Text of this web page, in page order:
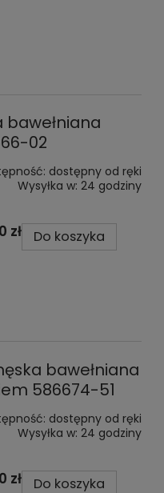
bawełniana
02
dostępny od ręki
Wysyłka w: 24 godziny
zł Do koszyka
bawełniana
586674-51
dostępny od ręki
Wysyłka w: 24 godziny
zł Do koszyka